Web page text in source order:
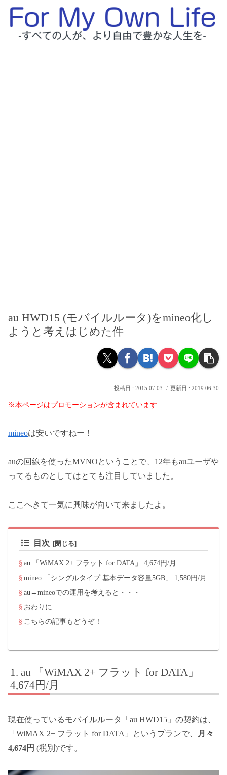
au HWD15 (モバイルルータ)をmineo化し
ようと考えはじめた件
2015.07.03 2019.06.30
※本ページはプロモーションが含まれています
mineoは安いですねー！
auの回線を使ったMVNOということで、12年もauユーザや
ってるものとしてはとても注目していました。
ここへきて一気に興味が向いて来ましたよ。
目次
au 「WiMAX 2+ フラット for DATA」 4,674円/月
mineo 「シングルタイプ 基本データ容量5GB」 1,580円/月
au→mineoでの運用を考えると・・・
おわりに
こちらの記事もどうぞ！
au 「WiMAX 2+ フラット for DATA」
4,674円/月
現在使っているモバイルルータ「au HWD15」の契約は、
「WiMAX 2+ フラット for DATA」というプランで、
月々
4,674円 (税別)です。